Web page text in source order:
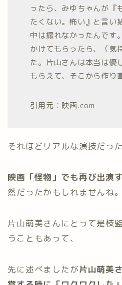
ったら、みゆちゃんが『
たくない。怖い』と言い
中は撮れなかったんです
かけてもらったら、（気
た。片山さんは本当は優
もらえて、そこから作り
引用元：映画.com
それほどリアルな演技だっ
映画「怪物」でも再び出演
然だったかもしれませんね。
片山萌美さんにとって是枝
うこともあって、
先に述べましたが片山萌美